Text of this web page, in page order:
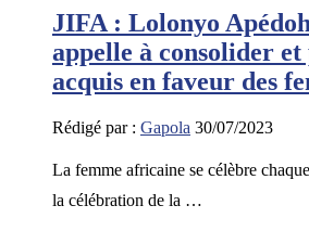
JIFA : Lolonyo
appelle à consolider
acquis en faveur des
Rédigé par : Gapola 30/07/2023
La femme africaine se célèbre
la célébration de la …